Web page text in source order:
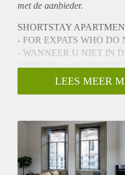
met de aanbieder.
SHORTSTAY
- FOR EXPATS WHO
- WANNEER U NIET IN
TIJDELIJK
SCHEIDING,
Luxe appartement in het
Clarastraat in hartje 's-
Dit gloednieuwe,
expats die op zoek zijn naar
woning tijdens hun verblijf
LEES MEER